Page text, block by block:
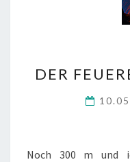
DER
Noch 300 m und